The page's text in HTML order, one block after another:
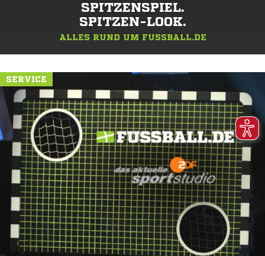
SPITZENSPIEL.
SPITZEN-LOOK.
ALLES RUND UM FUSSBALL.DE
SERVICE